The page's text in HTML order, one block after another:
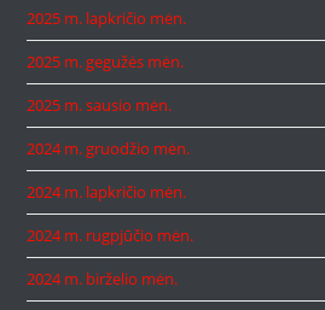
2025 m. lapkričio mėn.
2025 m. gegužės mėn.
2025 m. sausio mėn.
2024 m. gruodžio mėn.
2024 m. lapkričio mėn.
2024 m. rugpjūčio mėn.
2024 m. birželio mėn.